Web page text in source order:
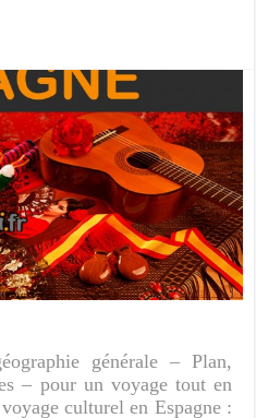
générale – Plan,
– pour un voyage tout en
culturel en Espagne :